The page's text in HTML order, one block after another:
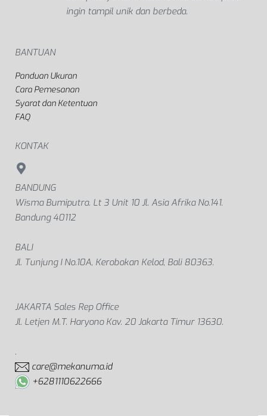
ingin tampil unik dan berbeda.
BANTUAN
Panduan Ukuran
Cara Pemesanan
Syarat dan Ketentuan
FAQ
KONTAK
BANDUNG
Wisma Bumiputra. Lt 3 Unit 10 Jl. Asia Afrika No.141.
Bandung 40112
BALI
Jl. Tunjung I No.10A, Kerobokan Kelod, Bali 80363.
JAKARTA Sales Rep Office
Jl. Letjen M.T. Haryono Kav. 20 Jakarta Timur 13630.
.
care@mekanuma.id
+6281110622666